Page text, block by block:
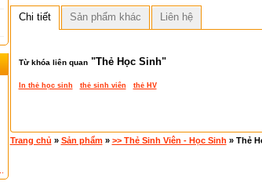
Chi tiết Sản phẩm khác Liên hệ
Từ khóa liên quan "Thẻ Học Sinh"
In thẻ học sinh thẻ sinh viên thẻ HV
Trang chủ » Sản phẩm» >> Thẻ Sinh Viên - Học Sinh » Thẻ